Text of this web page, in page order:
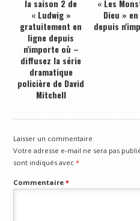
la saison 2 de
« Ludwig »
gratuitement en
ligne depuis
n'importe où –
diffusez la série
dramatique
policière de David
Mitchell
« Les
Dieu »
depuis
Laisser un commentaire
Votre adresse e-mail ne sera pas
sont indiqués avec*
Commentaire*